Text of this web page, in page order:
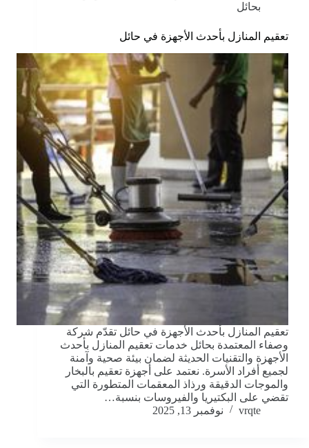
بحائل
تعقيم المنازل بأحدث الأجهزة في حائل
تعقيم المنازل بأحدث الأجهزة في حائل تقدّم شركة
وصفاء المعتمدة بحائل خدمات تعقيم المنازل بأحدث
الأجهزة والتقنيات الحديثة لضمان بيئة صحية وآمنة
لجميع أفراد الأسرة. نعتمد على أجهزة تعقيم بالبخار
والموجات الدقيقة ورذاذ المعقمات المتطورة التي
تقضي على البكتيريا والفيروسات بنسبة…
vrqte
نوفمبر 13, 2025